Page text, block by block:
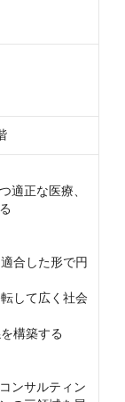
適正な医療、
合した形で円
して広く社会
構築する
ンサルティン